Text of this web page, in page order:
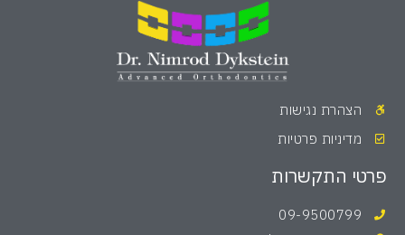
פרטי התקשרות
09-9500799
הצהרת נגישות
מדיניות פרטיות